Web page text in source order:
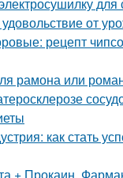
удовольствие от
рецепт
рамона или
как стать